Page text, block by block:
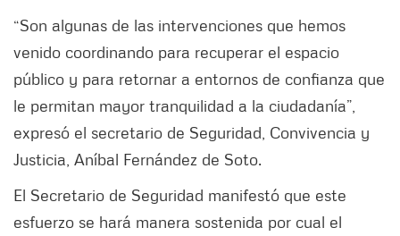
“Son algunas de las intervenciones que hemos
venido coordinando para recuperar el espacio
público y para retornar a entornos de confianza que
le permitan mayor tranquilidad a la ciudadanía”,
expresó el secretario de Seguridad, Convivencia y
Justicia, Aníbal Fernández de Soto.
El Secretario de Seguridad manifestó que este
esfuerzo se hará manera sostenida por cual el